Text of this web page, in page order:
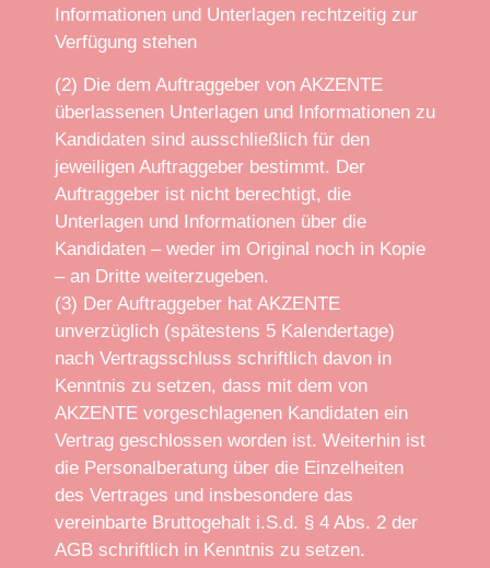
Informationen und Unterlagen rechtzeitig zur
Verfügung stehen
(2) Die dem Auftraggeber von AKZENTE
überlassenen Unterlagen und Informationen zu
Kandidaten sind ausschließlich für den
jeweiligen Auftraggeber bestimmt. Der
Auftraggeber ist nicht berechtigt, die
Unterlagen und Informationen über die
Kandidaten – weder im Original noch in Kopie
– an Dritte weiterzugeben.
(3) Der Auftraggeber hat AKZENTE
unverzüglich (spätestens 5 Kalendertage)
nach Vertragsschluss schriftlich davon in
Kenntnis zu setzen, dass mit dem von
AKZENTE vorgeschlagenen Kandidaten ein
Vertrag geschlossen worden ist. Weiterhin ist
die Personalberatung über die Einzelheiten
des Vertrages und insbesondere das
vereinbarte Bruttogehalt i.S.d. § 4 Abs. 2 der
AGB schriftlich in Kenntnis zu setzen.